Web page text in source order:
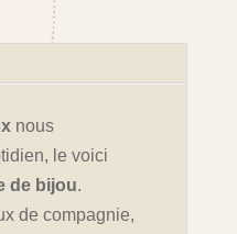
nous
le voici
de bijou.
de compagnie,